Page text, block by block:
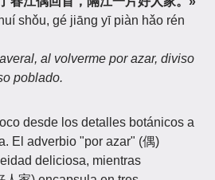
shǒu, gé jiāng yī piàn hǎo rén
al volverme por azar, diviso
poblado.
desde los detalles botánicos a
El adverbio "por azar" (偶)
deliciosa, mientras